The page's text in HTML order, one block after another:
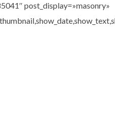
post_display=»masonry»